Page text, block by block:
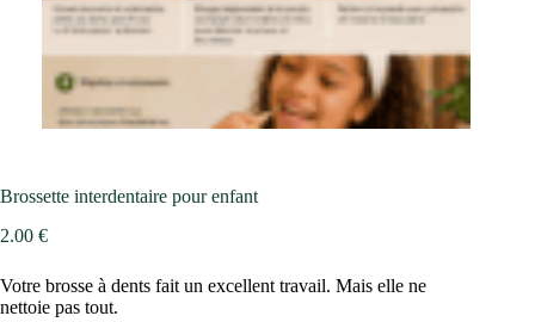
Brossette interdentaire pour enfant
2.00 €
Votre brosse à dents fait un excellent travail. Mais elle ne
nettoie pas tout.